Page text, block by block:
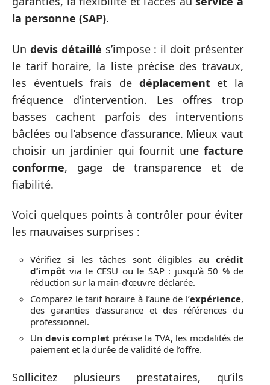
la personne (SAP).
Un devis détaillé s’impose : il doit présenter
le tarif horaire, la liste précise des travaux,
les éventuels frais de déplacementet la
fréquence d’intervention. Les offres trop
basses cachent parfois des interventions
bâclées ou l’absence d’assurance. Mieux vaut
choisir un jardinier qui fournit une facture
conforme, gage de transparence et de
fiabilité.
Voici quelques points à contrôler pour éviter
les mauvaises surprises :
Vérifiez si les tâches sont éligibles au crédit
d’impôt via le CESU ou le SAP : jusqu’à 50 % de
réduction sur la main-d’œuvre déclarée.
Comparez le tarif horaire à l’aune de l’expérience,
des garanties d’assurance et des références du
professionnel.
Un devis complet précise la TVA, les modalités de
paiement et la durée de validité de l’offre.
Sollicitez plusieurs prestataires, qu’ils